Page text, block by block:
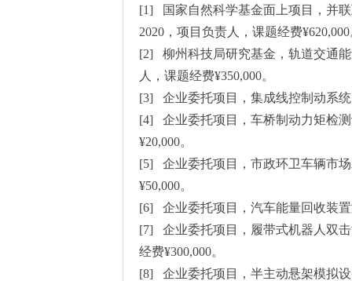
[1] 国家自然科学基金面上项目，并
2020，项目负责人，课题经费
[2] 柳州科技局研究基金，轨道交通
人，课题经费¥350,000。
[3] 企业委托项目，集成线控制动系统
[4] 企业委托项目，车桥制动力矩检
¥20,000。
[5] 企业委托项目，市政环卫车辆市
¥50,000。
[6] 企业委托项目，汽车能量回收装置
[7] 企业委托项目，履带式机器人双
经费¥300,000。
[8] 企业委托项目，半主动悬架模拟